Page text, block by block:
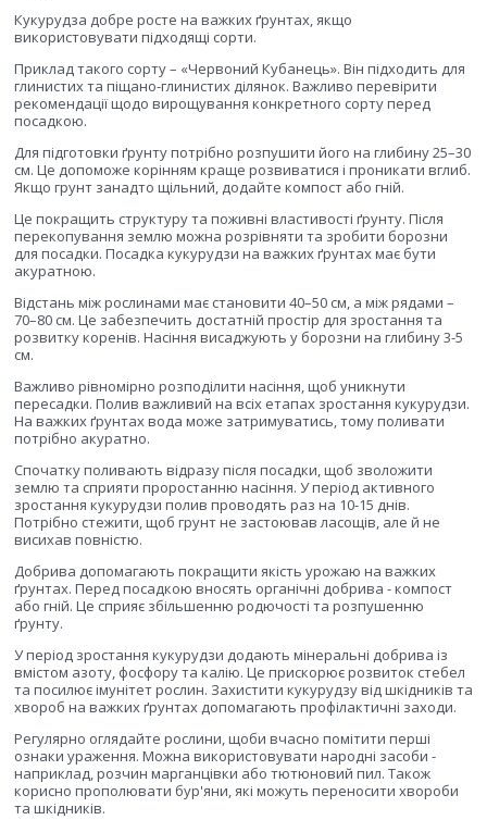
Кукурудза добре росте на важких ґрунтах, якщо
використовувати підходящі сорти.
Приклад такого сорту – «Червоний Кубанець». Він підходить для
глинистих та піщано-глинистих ділянок. Важливо перевірити
рекомендації щодо вирощування конкретного сорту перед
посадкою.
Для підготовки ґрунту потрібно розпушити його на глибину 25–30
см. Це допоможе корінням краще розвиватися і проникати вглиб.
Якщо грунт занадто щільний, додайте компост або гній.
Це покращить структуру та поживні властивості ґрунту. Після
перекопування землю можна розрівняти та зробити борозни
для посадки. Посадка кукурудзи на важких ґрунтах має бути
акуратною.
Відстань між рослинами має становити 40–50 см, а між рядами –
70–80 см. Це забезпечить достатній простір для зростання та
розвитку коренів. Насіння висаджують у борозни на глибину 3-5
см.
Важливо рівномірно розподілити насіння, щоб уникнути
пересадки. Полив важливий на всіх етапах зростання кукурудзи.
На важких ґрунтах вода може затримуватись, тому поливати
потрібно акуратно.
Спочатку поливають відразу після посадки, щоб зволожити
землю та сприяти проростанню насіння. У період активного
зростання кукурудзи полив проводять раз на 10-15 днів.
Потрібно стежити, щоб грунт не застоював ласощів, але й не
висихав повністю.
Добрива допомагають покращити якість урожаю на важких
ґрунтах. Перед посадкою вносять органічні добрива - компост
або гній. Це сприяє збільшенню родючості та розпушенню
ґрунту.
У період зростання кукурудзи додають мінеральні добрива із
вмістом азоту, фосфору та калію. Це прискорює розвиток стебел
та посилює імунітет рослин. Захистити кукурудзу від шкідників та
хвороб на важких ґрунтах допомагають профілактичні заходи.
Регулярно оглядайте рослини, щоби вчасно помітити перші
ознаки ураження. Можна використовувати народні засоби -
наприклад, розчин марганцівки або тютюновий пил. Також
корисно прополювати бур'яни, які можуть переносити хвороби
та шкідників.